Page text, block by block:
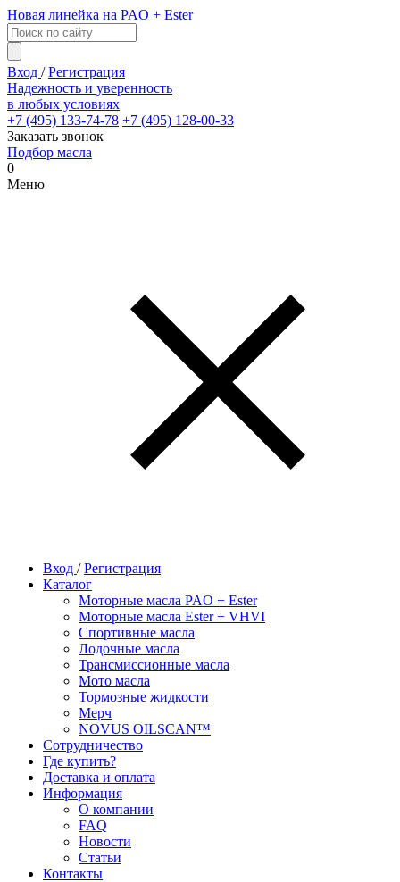
Новая линейка на PAO + Ester
Вход /Регистрация
Надежность и уверенность
в любых условиях
+7 (495) 133-74-78 +7 (495) 128-00-33
Заказать звонок
Подбор масла
0
Меню
Вход /Регистрация
Каталог
Моторные масла PAO + Ester
Моторные масла Ester + VHVI
Спортивные масла
Лодочные масла
Трансмиссионные масла
Мото масла
Тормозные жидкости
Мерч
NOVUS OILSCAN™
Сотрудничество
Где купить?
Доставка и оплата
Информация
О компании
FAQ
Новости
Статьи
Контакты